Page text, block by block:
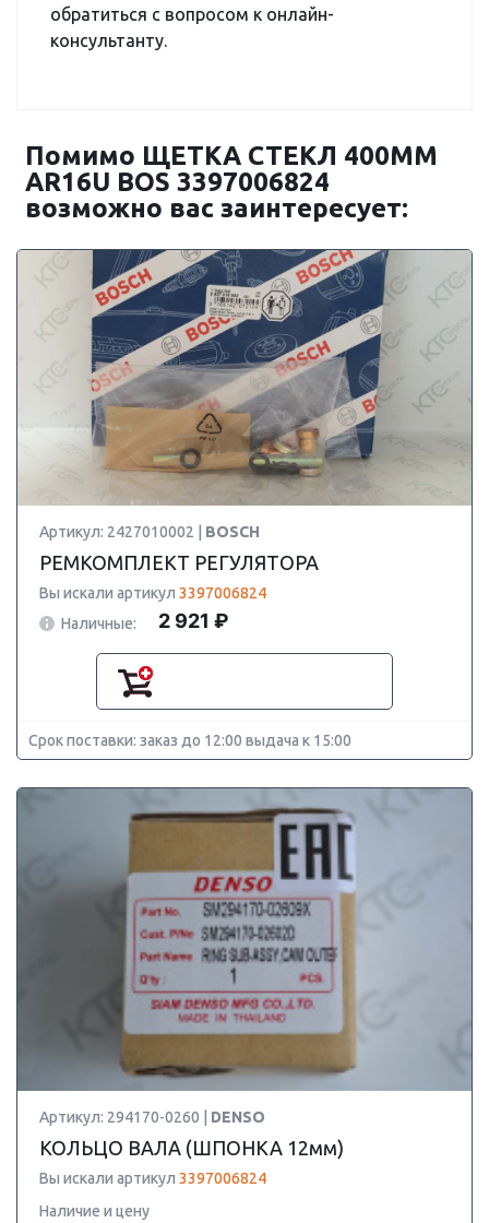
обратиться с вопросом к онлайн-
консультанту.
Помимо ЩЕТКА СТЕКЛ 400ММ
AR16U BOS 3397006824
возможно вас заинтересует:
Артикул: 2427010002 | BOSCH
РЕМКОМПЛЕКТ РЕГУЛЯТОРА
Вы искали артикул 3397006824
Наличные:
2 921 ₽
Срок поставки: заказ до 12:00 выдача к 15:00
Артикул: 294170-0260 | DENSO
КОЛЬЦО ВАЛА (ШПОНКА 12мм)
Вы искали артикул 3397006824
Наличие и цену